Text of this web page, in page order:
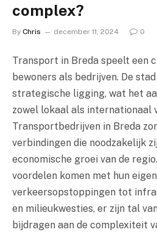
complex?
By Chris december 11, 2024 0
Transport in Breda speelt een
bewoners als bedrijven. De
strategische ligging, wat het
zowel lokaal als internationaal
Transportbedrijven in Breda
verbindingen die noodzakelijk
economische groei van de
voordelen komen met hun
verkeersopstoppingen tot
en milieukwesties, er zijn tal
bijdragen aan de complexiteit